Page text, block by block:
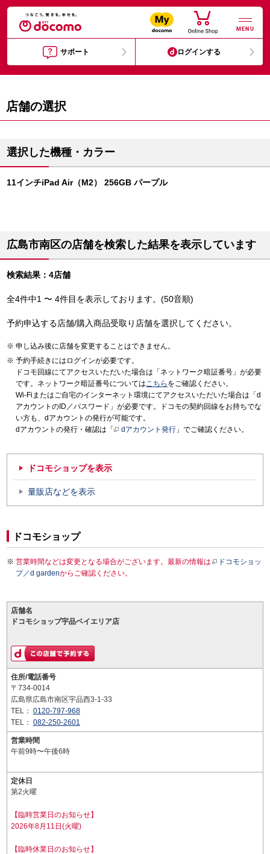
MENU
サポート ログインする
店舗の選択
選択した機種・カラー
11インチiPad Air（M2） 256GB パープル
広島市南区の店舗を検索した結果を表示しています
検索結果：4店舗
全4件中1 〜 4件目を表示しております。(50音順)
予約申込する店舗/購入商品受取り店舗を選択してください。
申し込み後に店舗を変更することはできません。
予約手続きにはログインが必要です。
ドコモ回線にてアクセスいただいた場合は「ネットワーク暗証番号」が必要
です。ネットワーク暗証番号についてはこちら をご確認ください。
Wi-Fiまたはご自宅のインターネット環境にてアクセスいただいた場合は「d
アカウントのID／パスワード」が必要です。ドコモの契約回線をお持ちでな
い方も、dアカウントの発行が可能です。
dアカウントの発行・確認は「
dアカウント発行 」でご確認ください。
ドコモショップを表示
量販店などを表示
ドコモショップ
営業時間などは変更となる場合がございます。最新の情報は
ドコモショッ
プ／d gardenからご確認ください。
店舗名
ドコモショップ宇品ベイエリア店
住所/電話番号
〒734-0014
広島県広島市南区宇品西3-1-33
TEL： 0120-797-968
TEL： 082-250-2601
営業時間
午前9時〜午後6時
定休日
第2火曜
【臨時営業日のお知らせ】
2026年8月11日(火曜)
【臨時休業日のお知らせ】